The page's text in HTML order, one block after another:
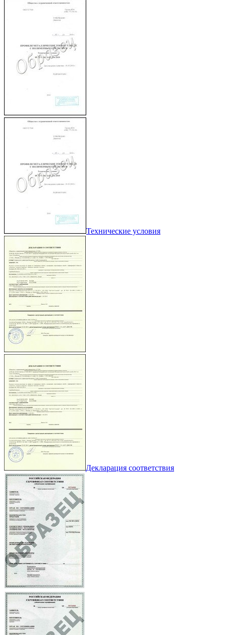
Технические условия
Декларация соответствия